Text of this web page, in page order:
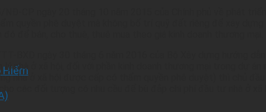
Hiểm
CP ngày 20 tháng 10 năm 2015 của Chính phủ về phát
để bán, cho thuê, thuê mua theo giá kinh doanh thương mại.
BXD ngày 30 tháng 6 năm 2016 của Bộ Xây dựng hướng
nhà ở xã hội, đối với phần kinh doanh thương mại trong dự
nhà ở xã hội được cấp có thẩm quyền phê duyệt) thì chủ
các đối tượng có nhu cầu để bù đắp chi phí đầu tư nhà ở xã